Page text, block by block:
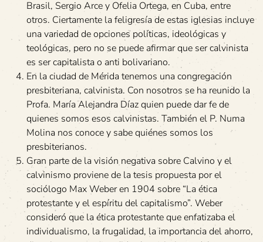
Brasil, Sergio Arce y Ofelia Ortega, en Cuba, entre
otros. Ciertamente la feligresía de estas iglesias incluye
una variedad de opciones políticas, ideológicas y
teológicas, pero no se puede afirmar que ser calvinista
es ser capitalista o anti bolivariano.
En la ciudad de Mérida tenemos una congregación
presbiteriana, calvinista. Con nosotros se ha reunido la
Profa. María Alejandra Díaz quien puede dar fe de
quienes somos esos calvinistas. También el P. Numa
Molina nos conoce y sabe quiénes somos los
presbiterianos.
Gran parte de la visión negativa sobre Calvino y el
calvinismo proviene de la tesis propuesta por el
sociólogo Max Weber en 1904 sobre “La ética
protestante y el espíritu del capitalismo”. Weber
consideró que la ética protestante que enfatizaba el
individualismo, la frugalidad, la importancia del ahorro,